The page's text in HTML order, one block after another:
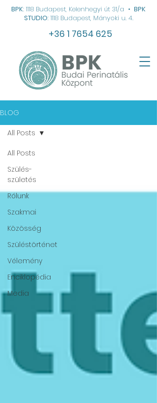
BPK: 1118 Budapest, Kelenhegyi út 31/a • BPK
STUDIO: 1118 Budapest, Mányoki u. 4.
+36 1 7654 625
BLOG
All Posts
Szülés-
születés
Rólunk
Szakmai
Közösség
Szüléstörténet
Vélemény
Enciklopédia
Media
All Posts